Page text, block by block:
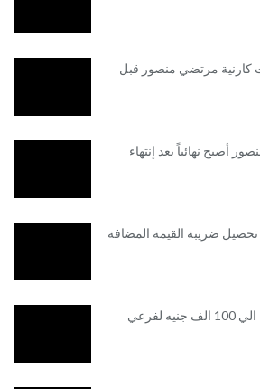
كارنية مرتضي منصور قبل
أصبح نهائياً بعد إنتهاء
ضريبة القيمة المضافة
زيادة عضوية نادي الطيران الي 100 الف جنيه لفرعي